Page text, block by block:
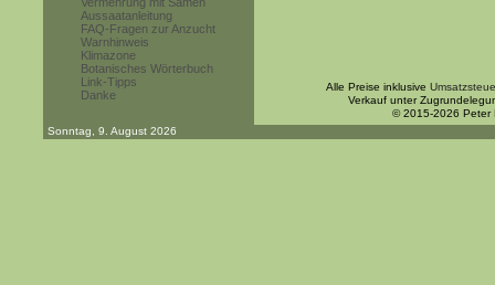
Aussaatanleitung
FAQ-Fragen zur Anzucht
Warnhinweis
Klimazone
Botanisches Wörterbuch
Link-Tipps
Danke
Alle Preise inklusive
Verkauf unter
© 2015-2026 Peter
Sonntag, 9. August 2026